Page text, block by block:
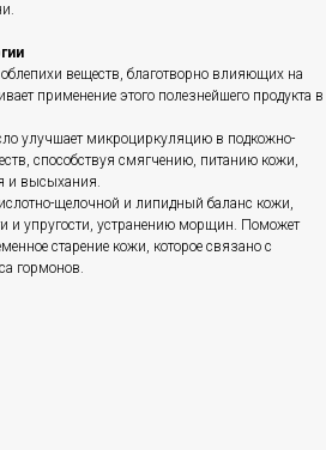
веществ, благотворно влияющих на
применение этого полезнейшего продукта в
улучшает микроциркуляцию в подкожно-
способствуя смягчению, питанию кожи,
и высыхания.
щелочной и липидный баланс кожи,
и упругости, устранению морщин. Поможет
старение кожи, которое связано с
гормонов.